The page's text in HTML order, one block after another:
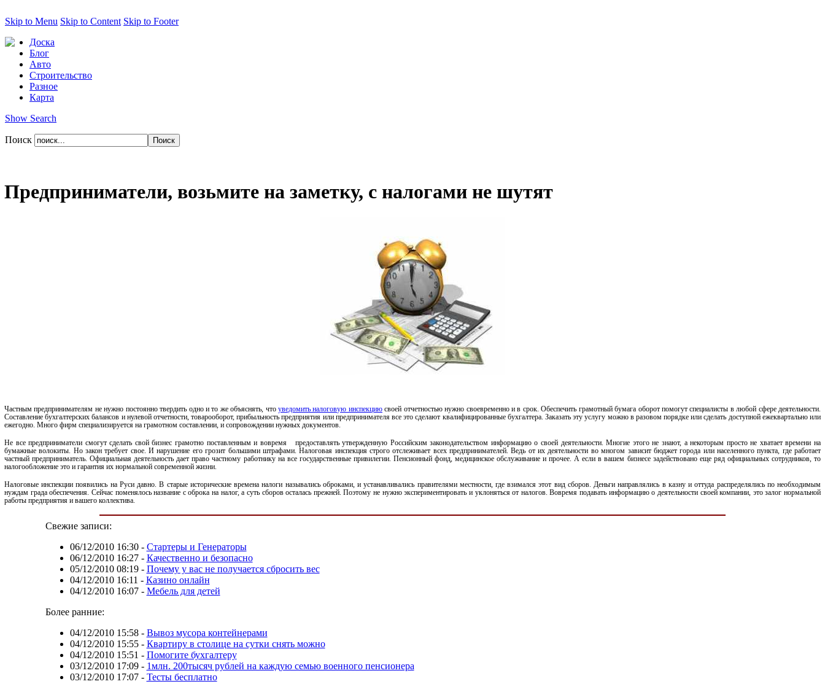
Skip to Menu Skip to Content Skip to Footer
Доска
Блог
Авто
Строительство
Разное
Карта
Show Search
Поиск
Предприниматели, возьмите на заметку, с налогами не шутят
Частным предпринимателям не нужно постоянно твердить одно и то же объяснять, чтоуведомить налоговую инспекциюсвоей отчетностью нужно своевременно и в срок. Обеспечить грамотный бумага оборот помогут специалисты в любой сфере деятельности.
Составление бухгалтерских балансов и нулевой отчетности, товарооборот, прибыльность предприятия или предпринимателя все это сделают квалифицированные бухгалтера. Заказать эту услугу можно в разовом порядке или сделать доступной ежеквартально или
ежегодно. Много фирм специализируется на грамотном составлении, и сопровождении нужных документов.
Не все предприниматели смогут сделать свой бизнес грамотно поставленным и вовремяпредоставлять утвержденную Российским законодательством информацию о своей деятельности. Многие этого не знают, а некоторым просто не хватает времени на
бумажные волокиты. Но закон требует свое. И нарушение его грозит большими штрафами. Налоговая инспекция строго отслеживает всех предпринимателей. Ведь от их деятельности во многом зависит бюджет города или населенного пункта, где работает
частный предприниматель. Официальная деятельность дает право частному работнику на все государственные привилегии. Пенсионный фонд, медицинское обслуживание и прочее. А если в вашем бизнесе задействовано еще ряд официальных сотрудников, то
налогообложение это и гарантия их нормальной современной жизни.
Налоговые инспекции появились на Руси давно. В старые исторические времена налоги назывались оброками, и устанавливались правителями местности, где взимался этот вид сборов. Деньги направлялись в казну и оттуда распределялись по необходимым
нуждам града обеспечения. Сейчас поменялось название с оброка на налог, а суть сборов осталась прежней. Поэтому не нужно экспериментировать и уклоняться от налогов. Вовремя подавать информацию о деятельности своей компании, это залог нормальной
работы предприятия и вашего коллектива.
Свежие записи:
06/12/2010 16:30- Стартеры и Генераторы
06/12/2010 16:27- Качественно и безопасно
05/12/2010 08:19- Почему у вас не получается сбросить вес
04/12/2010 16:11 - Казино онлайн
04/12/2010 16:07- Мебель для детей
Более ранние:
04/12/2010 15:58- Вывоз мусора контейнерами
04/12/2010 15:55- Квартиру в столице на сутки снять можно
04/12/2010 15:51 - Помогите бухгалтеру
03/12/2010 17:09- 1млн. 200тысяч рублей на каждую семью военного пенсионера
03/12/2010 17:07- Тесты бесплатно